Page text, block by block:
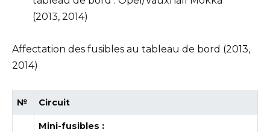
Affectation des fusibles au tableau de bord (2013,
2014)
№ Circuit
Mini-fusibles :